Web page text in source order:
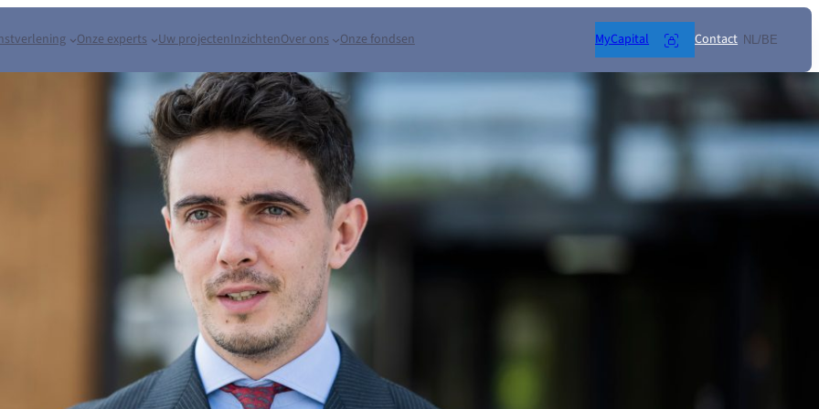
Onze experts Uw projectenInzichtenOver ons Onze fondsen MyCapital Contact NL/BE